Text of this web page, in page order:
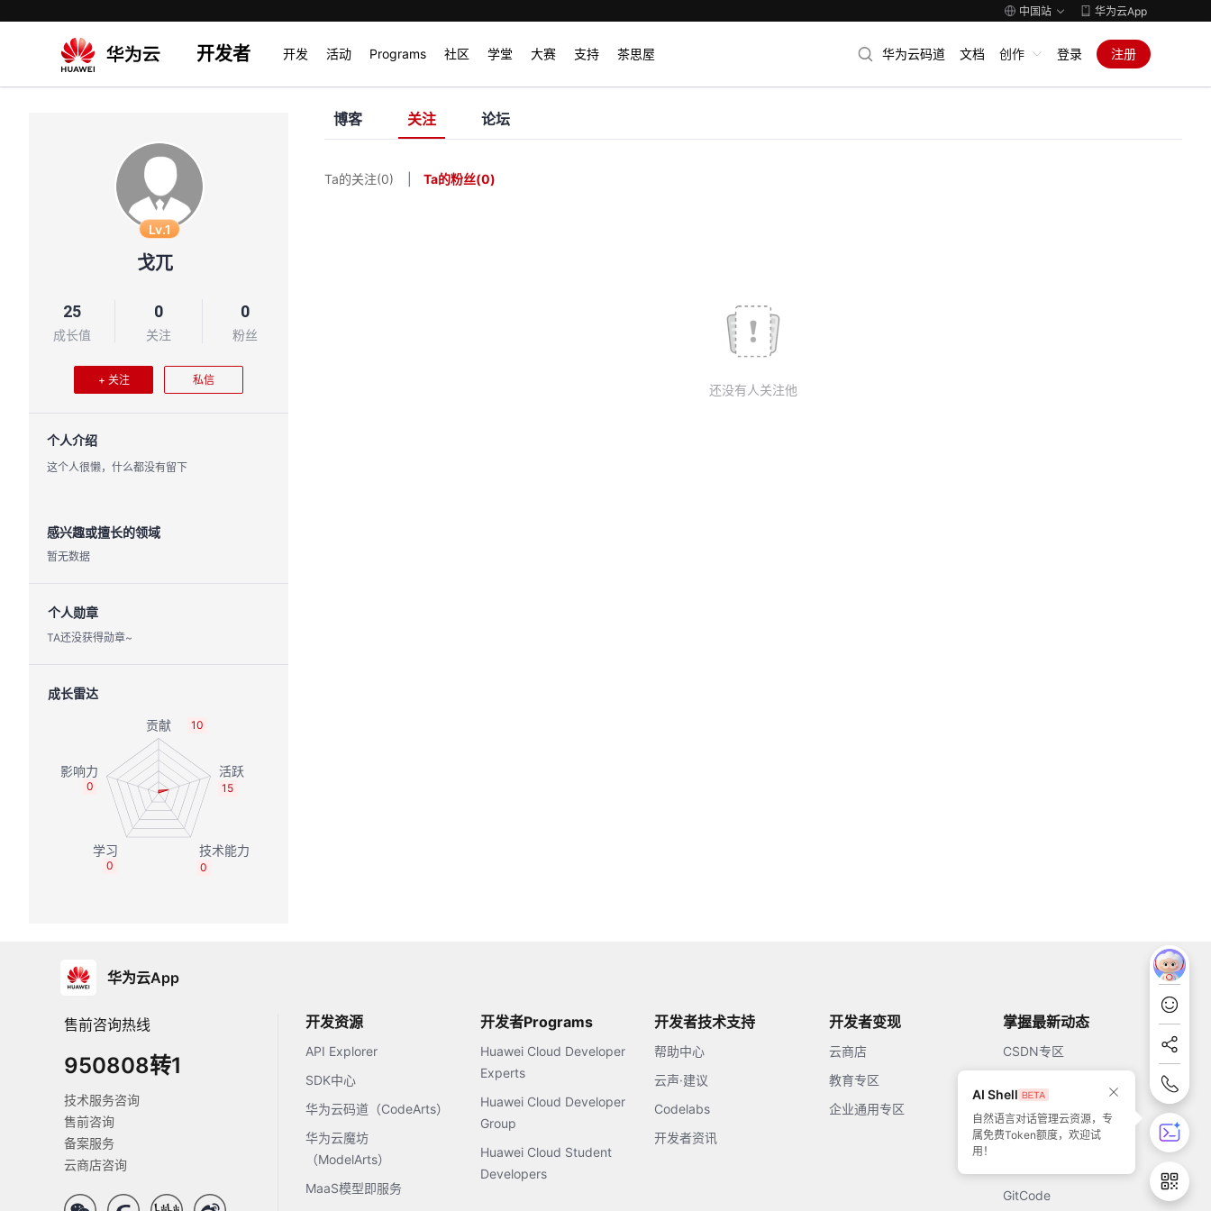
中国站 华为云App
开发者 开发 活动 Programs 社区 学堂 大赛 支持 茶思屋 华为云码道 文档 创作 登录 注册
Lv.1
戈兀
25
成长值
0
关注
0
粉丝
+ 关注 私信
个人介绍
这个人很懒，什么都没有留下
感兴趣或擅长的领域
暂无数据
个人勋章
TA还没获得勋章~
成长雷达
10
15
0
0
0
博客 关注 论坛
Ta的关注(0) Ta的粉丝(0)
还没有人关注他
华为云App
售前咨询热线
950808转1
技术服务咨询
售前咨询
备案服务
云商店咨询
开发资源
API Explorer
SDK中心
华为云码道（CodeArts）
华为云魔坊
（ModelArts）
MaaS模型即服务
开发者Programs
Huawei Cloud Developer
Experts
Huawei Cloud Developer
Group
Huawei Cloud Student
Developers
开发者技术支持
帮助中心
云声·建议
Codelabs
开发者资讯
开发者变现
云商店
教育专区
企业通用专区
掌握最新动态
CSDN专区
51CTO
GitCode
AI Shell
自然语言对话管理云资源，专
属免费Token额度，欢迎试
用！